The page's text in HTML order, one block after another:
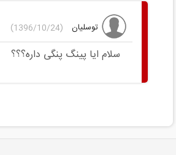
توسلیان (1396/10/24)
سلام ایا پینگ پنگی داره؟؟؟